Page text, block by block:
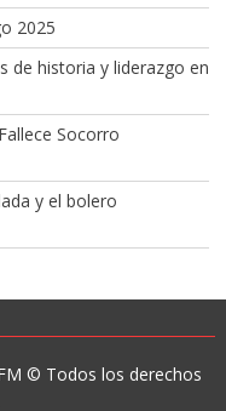
2025
de historia y liderazgo en
Socorro
y el bolero
© Todos los derechos